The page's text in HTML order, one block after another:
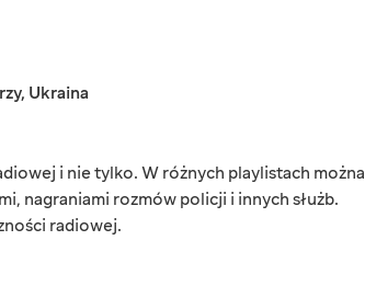
, Ukraina
i nie tylko. W różnych playlistach można
nagraniami rozmów policji i innych służb.
radiowej.